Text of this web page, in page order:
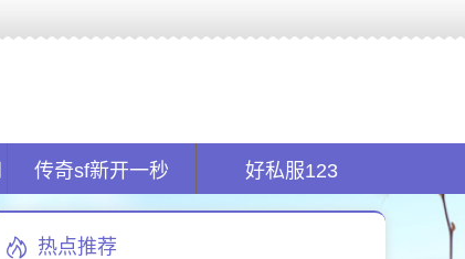
传奇sf新开一秒 好私服123
热点推荐